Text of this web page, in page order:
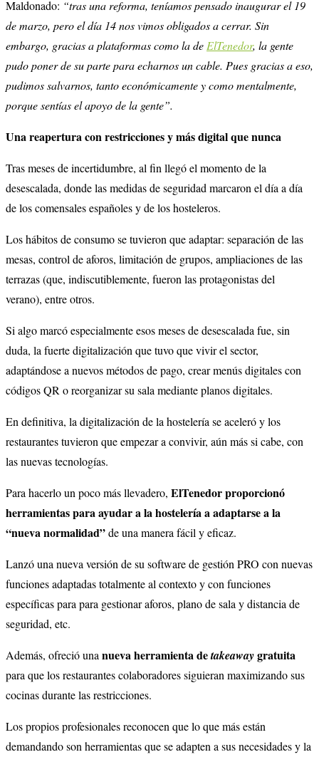
Maldonado: “tras una reforma, teníamos pensado inaugurar el 19
de marzo, pero el día 14 nos vimos obligados a cerrar. Sin
embargo, gracias a plataformas como la de ElTenedor, la gente
pudo poner de su parte para echarnos un cable. Pues gracias a eso,
pudimos salvarnos, tanto económicamente y como mentalmente,
porque sentías el apoyo de la gente”.
Una reapertura con restricciones y más digital que nunca
Tras meses de incertidumbre, al fin llegó el momento de la
desescalada, donde las medidas de seguridad marcaron el día a día
de los comensales españoles y de los hosteleros.
Los hábitos de consumo se tuvieron que adaptar: separación de las
mesas, control de aforos, limitación de grupos, ampliaciones de las
terrazas (que, indiscutiblemente, fueron las protagonistas del
verano), entre otros.
Si algo marcó especialmente esos meses de desescalada fue, sin
duda, la fuerte digitalización que tuvo que vivir el sector,
adaptándose a nuevos métodos de pago, crear menús digitales con
códigos QR o reorganizar su sala mediante planos digitales.
En definitiva, la digitalización de la hostelería se aceleró y los
restaurantes tuvieron que empezar a convivir, aún más si cabe, con
las nuevas tecnologías.
Para hacerlo un poco más llevadero, ElTenedor proporcionó
herramientas para ayudar a la hostelería a adaptarse a la
“nueva normalidad”de una manera fácil y eficaz.
Lanzó una nueva versión de su software de gestión PRO con nuevas
funciones adaptadas totalmente al contexto y con funciones
específicas para para gestionar aforos, plano de sala y distancia de
seguridad, etc.
Además, ofreció una nueva herramienta detakeawaygratuita
para que los restaurantes colaboradores siguieran maximizando sus
cocinas durante las restricciones.
Los propios profesionales reconocen que lo que más están
demandando son herramientas que se adapten a sus necesidades y la